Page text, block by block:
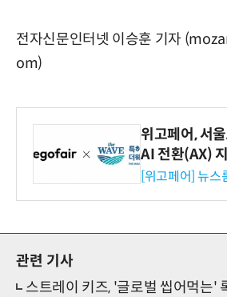
전자신문인터넷 이승훈 기자
om)
위고페어, 서
AI 전환(AX)
시엄 선정
[위고페어] 뉴스
관련 기사
스트레이 키즈, '글로벌 씹어먹는' 록페급 8색 공연맛